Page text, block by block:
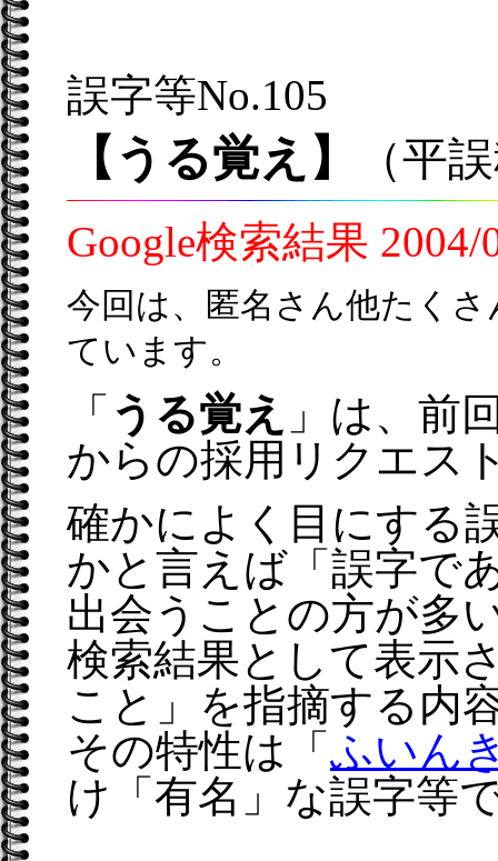
誤字等No.105
【うる覚え】 （平
Google検索結果
今回は、匿名さん他たく
ています。
「 うる覚え 」は、前
からの採用リクエス
確かによく目にする
かと言えば「誤字で
出会うことの方が多
検索結果として表示
こと」を指摘する内
その特性は「 ふいん
け「有名」な誤字等